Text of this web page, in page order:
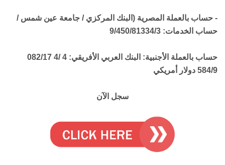
- حساب بالعملة المصرية (البنك المركزي / جامعة عين شمس /
حساب الخدمات: 9/450/81334/3
حساب بالعملة الأجنبية: البنك العربي الأفريقي: 4 /4 082/17
584/9 دولار أمريكي
سجل الآن